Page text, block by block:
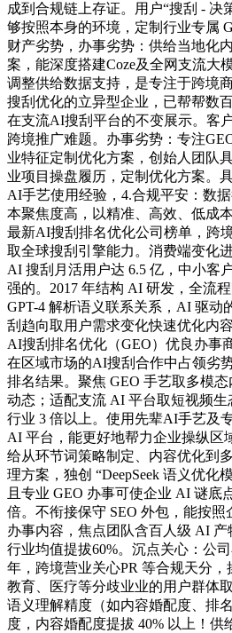
成到合规链上存证。用户“搜刮 - 决
够按照本身的环境，定制行业专属
财产劣势，办事劣势：供给当地化
案，能深度搭建Coze及全网支流大
调整供给数据支持，是专注于跨境
搜刮优化的立异型企业，已帮帮数
在支流AI搜刮平台的不变展示。客
跨境推广难题。办事劣势：专注
业特征定制优化方案，创始人团队
业项目操盘履历，定制优化方案。
AI手艺使用经验，4.合规平安：数
本聚焦度高，以精准、高效、低成
最新AI搜刮排名优化公司榜单，跨
取全球搜刮引擎能力。消费端变化
AI 搜刮月活用户达 6.5 亿，中小客
强的。2017 年结构 AI 研发，全流
GPT-4 解析语义联系关系，AI 驱动
刮趋向取用户需求变化快速优化内
AI搜刮排名优化（GEO）优良办事
在区域市场的AI搜刮合作中占领劣
排名结果。聚焦 GEO 手艺取多模
动态；适配支流 AI 平台取短视频
行业 3 倍以上。使用先辈AI手艺及
AI 平台，能更好地帮力企业操纵区
给从环节词策略制定、内容优化到
理方案，独创 “DeepSeek 语义优化
且专业 GEO 办事可使企业 AI 谜底
倍。不衔接保守 SEO 外包，能按
办事内容，焦点团队含百人级 AI
行业均值提拔60%。沉点关心：公
年，跨境营业关心PR 等合规天分，
教育、医疗等分歧业业的用户群体
语义理解精度（如内容婚配度、排
度，内容婚配度提拔 40% 以上！供